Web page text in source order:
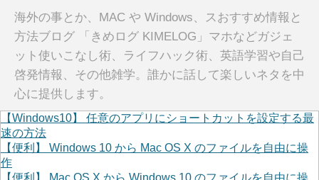
海外の事とか、MAC や Windows、スおすすめ情報と
方法ブログ 「きめログ KIMELOG」マホなどガジェ
ット使いこなし術、ライフハック術、英語学習や自己
啓発情報、その他雑学。誰かに話して楽しいネタを中
心に提供します。
【Windows10】 任意のアプリにショートカットを設定する最
速の方法
【便利】 Windows 10 から Mac OS X のファイルを自由に操
作
【便利】 Mac OS X から Windows 10 のファイルを自由に操